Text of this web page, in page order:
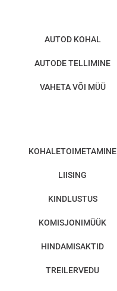
AUTOD KOHAL
AUTODE TELLIMINE
VAHETA VÕI MÜÜ
KOHALETOIMETAMINE
LIISING
KINDLUSTUS
KOMISJONIMÜÜK
HINDAMISAKTID
TREILERVEDU